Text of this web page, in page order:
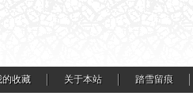
的收藏 关于本站 踏雪留痕